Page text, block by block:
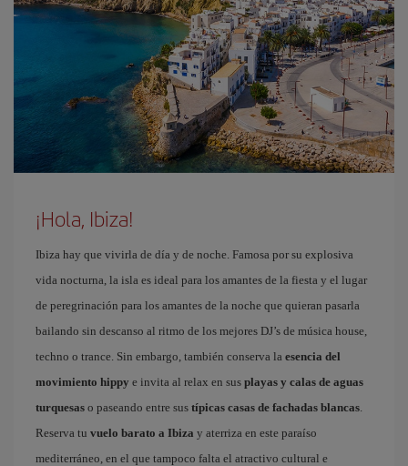
¡Hola, Ibiza!
Ibiza hay que vivirla de día y de noche. Famosa por su explosiva
vida nocturna, la isla es ideal para los amantes de la fiesta y el lugar
de peregrinación para los amantes de la noche que quieran pasarla
bailando sin descanso al ritmo de los mejores DJ’s de música house,
techno o trance. Sin embargo, también conserva la esencia del
movimiento hippy e invita al relax en sus playas y calas de aguas
turquesas o paseando entre sus típicas casas de fachadas blancas.
Reserva tu vuelo barato a Ibiza y aterriza en este paraíso
mediterráneo, en el que tampoco falta el atractivo cultural e